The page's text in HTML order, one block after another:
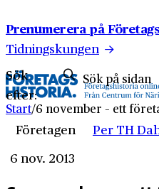
Prenumerera på
Tidningskungen
Sök
efter:
Start/6 november – ett
Företagen
Per TH
6 nov. 2013